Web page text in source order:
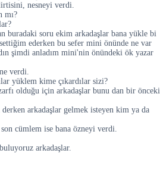
nesneyi verdi.
mı?
buradaki soru ekim arkadaşlar bana yükle bi
ederken bu sefer mini önünde ne var
şimdi anladım mini'nin önündeki ök yazar
verdi.
yüklem kime çıkardılar sizi?
olduğu için arkadaşlar bunu dan bir önceki
arkadaşlar gelmek isteyen kim ya da
cümlem ise bana özneyi verdi.
arkadaşlar.